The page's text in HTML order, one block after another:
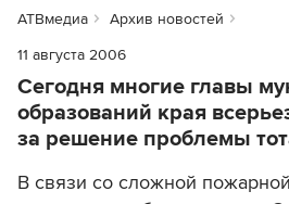
АТВмедиа
Архив новостей
11 августа 2006
Сегодня многие главы
образований края
за решение проблемы
В связи со сложной